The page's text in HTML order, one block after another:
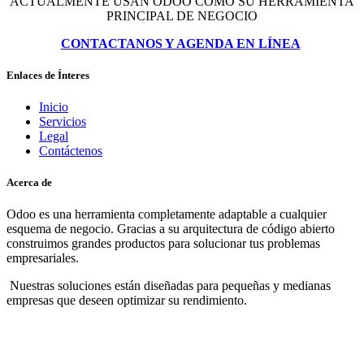
PRINCIPAL DE NEGOCIO
CONTACTANOS Y AGENDA EN LÍNEA
Enlaces de Ínteres
Inicio
Servicios
Legal
Contáctenos
Acerca de
Odoo es una herramienta completamente adaptable a cualquier
esquema de negocio. Gracias a su arquitectura de código abierto
construimos grandes productos para solucionar tus problemas
empresariales.
Nuestras soluciones están diseñadas para pequeñas y medianas
empresas que deseen optimizar su rendimiento.